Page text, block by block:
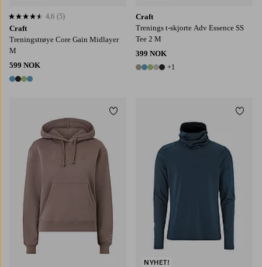
Craft
Treningstrøye Core Gain Midlayer
M
599 NOK
4 farger
4,6 basert på 5 karaktergivninger
4,6 (5)
Craft
Trenings t-skjorte Adv Essence SS
Tee 2 M
399 NOK
6 farger
+1
Legg til favoritter
NYHET!